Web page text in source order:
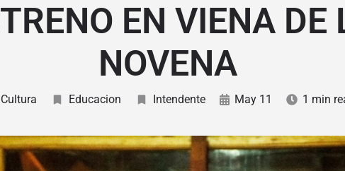
EN VIENA DE
NOVENA
Cultura Educacion Intendente May 11 1 min